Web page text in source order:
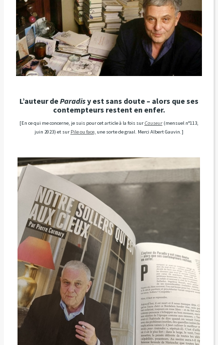
L’auteur deParadisy est sans doute – alors que ses
contempteurs restent en enfer.
[En ce qui me concerne, je suis pour cet article à la fois surCauseur(mensuel n°113,
juin 2023) et sur Pile ou face, une sorte de graal. Merci Albert Gauvin.]